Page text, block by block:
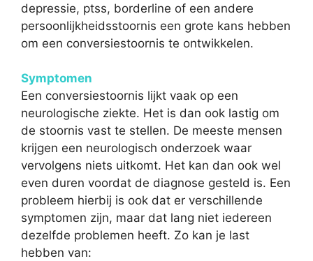
depressie, ptss, borderline of een andere
persoonlijkheidsstoornis een grote kans hebben
om een conversiestoornis te ontwikkelen.
Symptomen
Een conversiestoornis lijkt vaak op een
neurologische ziekte. Het is dan ook lastig om
de stoornis vast te stellen. De meeste mensen
krijgen een neurologisch onderzoek waar
vervolgens niets uitkomt. Het kan dan ook wel
even duren voordat de diagnose gesteld is. Een
probleem hierbij is ook dat er verschillende
symptomen zijn, maar dat lang niet iedereen
dezelfde problemen heeft. Zo kan je last
hebben van: